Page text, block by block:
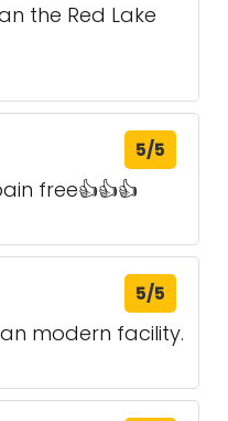
the Red Lake
5/5
free👍👍👍
5/5
modern facility.